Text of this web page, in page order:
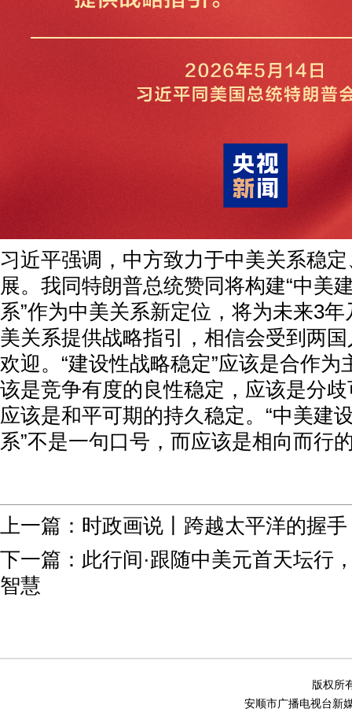
习近平强调，中方致力于中美关系稳
展。我同特朗普总统赞同将构建“中美
系”作为中美关系新定位，将为未来3
美关系提供战略指引，相信会受到两
欢迎。“建设性战略稳定”应该是合作为
该是竞争有度的良性稳定，应该是分
应该是和平可期的持久稳定。“中美建
系”不是一句口号，而应该是相向而行
上一篇： 时政画说丨跨越太平洋的握手
下一篇： 此行间·跟随中美元首天坛行
智慧
版权所
安顺市广播电视台新